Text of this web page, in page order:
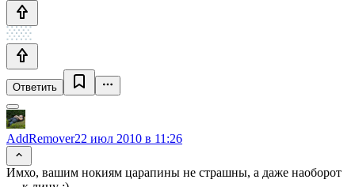
Ответить
AddRemover22 июл 2010 в 11:26
Имхо, вашим нокиям царапины не страшны, а даже наоборот